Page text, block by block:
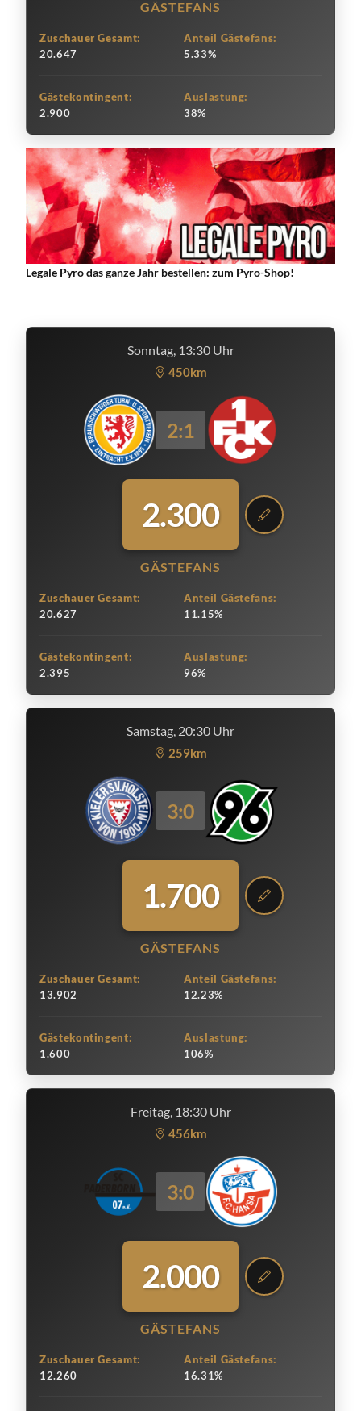
GÄSTEFANS
Zuschauer Gesamt:
20.647
Anteil Gästefans:
5.33%
Gästekontingent:
2.900
Auslastung:
38%
Legale Pyro das ganze Jahr bestellen: zum Pyro-Shop!
Sonntag, 13:30 Uhr
450km
2:1
2.300
GÄSTEFANS
Zuschauer Gesamt:
20.627
Anteil Gästefans:
11.15%
Gästekontingent:
2.395
Auslastung:
96%
Samstag, 20:30 Uhr
259km
3:0
1.700
GÄSTEFANS
Zuschauer Gesamt:
13.902
Anteil Gästefans:
12.23%
Gästekontingent:
1.600
Auslastung:
106%
Freitag, 18:30 Uhr
456km
3:0
2.000
GÄSTEFANS
Zuschauer Gesamt:
12.260
Anteil Gästefans:
16.31%